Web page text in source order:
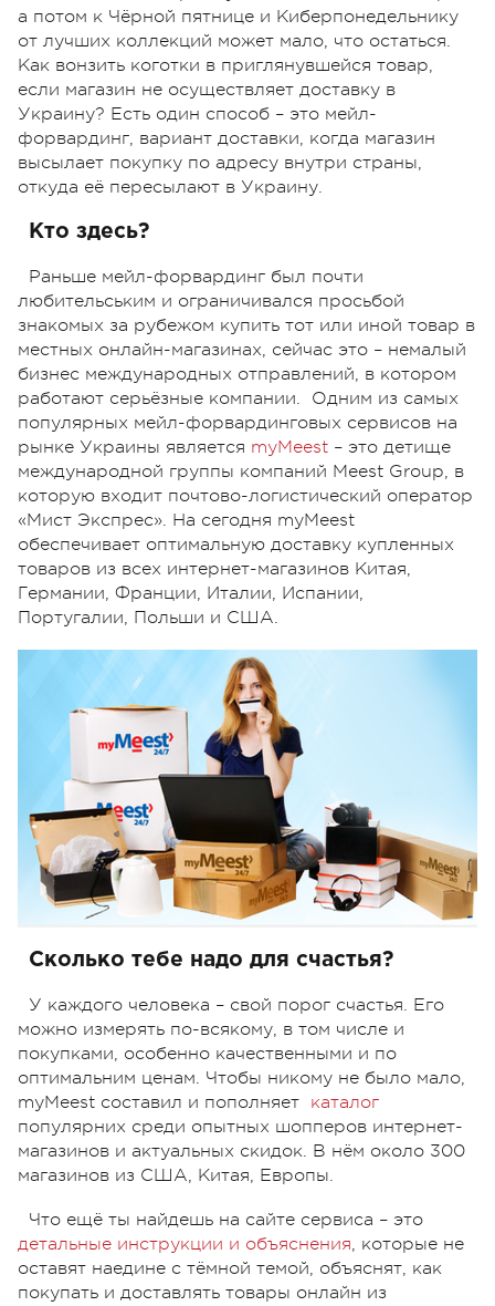
а потом к Чёрной пятнице и Киберпонедельнику
от лучших коллекций может мало, что остаться.
Как вонзить коготки в приглянувшейся товар,
если магазин не осуществляет доставку в
Украину? Есть один способ – это мейл-
форвардинг, вариант доставки, когда магазин
высылает покупку по адресу внутри страны,
откуда её пересылают в Украину.
Кто здесь?
Раньше мейл-форвардинг был почти
любительським и ограничивался просьбой
знакомых за рубежом купить тот или иной товар в
местных онлайн-магазинах, сейчас это – немалый
бизнес международных отправлений, в котором
работают серьёзные компании. Одним из самых
популярных мейл-форвардинговых сервисов на
рынке Украины является myMeest – это детище
международной группы компаний Meest Group, в
которую входит почтово-логистический оператор
«Мист Экспрес». На сегодня myMeest
обеспечивает оптимальную доставку купленных
товаров из всех интернет-магазинов Китая,
Германии, Франции, Италии, Испании,
Португалии, Польши и США.
Сколько тебе надо для счастья?
У каждого человека – свой порог счастья. Его
можно измерять по-всякому, в том числе и
покупками, особенно качественными и по
оптимальним ценам. Чтобы никому не было мало,
myMeest составил и пополняет
каталог
популярних среди опытных шопперов интернет-
магазинов и актуальных скидок. В нём около 300
магазинов из США, Китая, Европы.
Что ещё ты найдешь на сайте сервиса – это
детальные инструкции и объяснения, которые не
оставят наедине с тёмной темой, объяснят, как
покупать и доставлять товары онлайн из